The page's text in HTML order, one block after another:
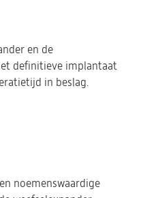
en de
definitieve implantaat
in beslag.
noemenswaardige